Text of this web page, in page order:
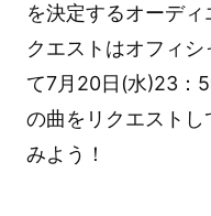
を決定するオーデ
クエストはオフィ
て7月20日(水)23：
の曲をリクエストし
みよう！